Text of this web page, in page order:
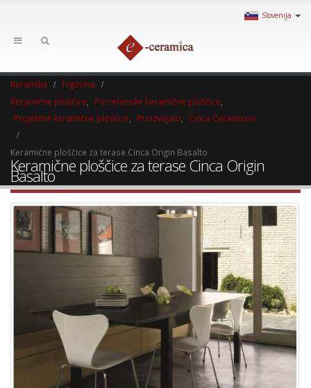
Slovenija
Keramika
Trgovina
Keramične ploščice
Porcelanske keramične ploščice
Projektne keramične ploščice
Proizvajalci Cinca Ceramicos
Keramične ploščice za terase Cinca Origin Basalto
Keramične ploščice za terase Cinca Origin
Basalto